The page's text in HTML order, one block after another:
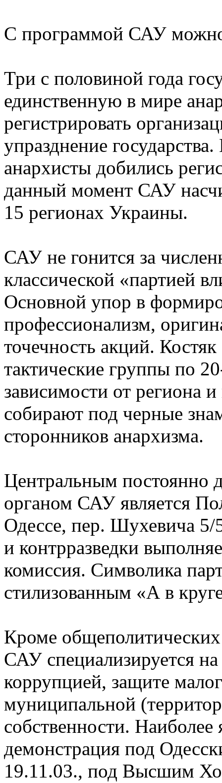
С программой САУ
Три с половиной года
единственную в мире
регистрировать
упразднение
анархисты добились
данный момент САУ
15 регионах Украины.
САУ не гонится за
классической «партией
Основной упор в
профессионализм,
точечность акций.
тактические группы по
зависимости от региона
собирают под черные
сторонников анархизма.
Центральным постоянно
органом САУ является
Одессе, пер. Шухевича
и контрразведки
комиссия. Символика
стилизованным «А в
Кроме общеполитических
САУ специализируется
коррупцией, защите
муниципальной
собственности.
демонстрация под
19.11.03., под Высшим